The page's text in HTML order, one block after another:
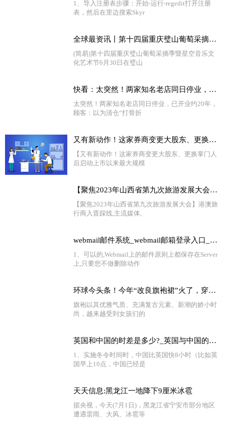
1、导入注册表步骤：开始-运行-regedit打开注册
表，然后在里边搜索Skyr
全球最资讯丨第十四届重庆璧山葡萄采摘季暨星空音乐文化艺术节开幕
(简易)第十四届重庆璧山葡萄采摘季暨星空音乐文
化艺术节6月30日在璧山
快看：太突然！两家知名老店同日停业，已开业约20年，顾客：以为清仓“打骨折”，却发现并不便宜
太突然！两家知名老店同日停业，已开业约20年，
顾客：以为清仓“打骨折
又有新动作！这家券商变更大股东、更换掌门人后 启动上市以来最大规模再融资
【又有新动作！这家券商变更大股东、更换掌门人
后启动上市以来最大规模
【聚焦2023年山西省第九次旅游发展大会】港澳旅行商入晋踩线
【聚焦2023年山西省第九次旅游发展大会】港澳旅
行商入晋踩线,主流媒体,
webmail邮件系统_webmail邮箱登录入口_世界独家
1、可以的,Webmail上的邮件原则上都保存在Server
上,只要您不做删除动作
环球今头条！今年“改良旗袍裙”火了，穿上身高雅时尚，老少皆宜，很女神范儿
旗袍以其优雅气质、充满复古元素、新潮的娇小时
尚，越来越受到女孩们的
英国和中国的时差是多少?_英国与中国的时差是多少
1、实施冬令时间时，中国比英国快8小时（比如英
国早上10点，中国已经是
天天信息:黑龙江一地降下9厘米冰雹
据央视，今天(7月1日)，黑龙江省宁安市部分地区
遭遇雷雨、大风、冰雹等